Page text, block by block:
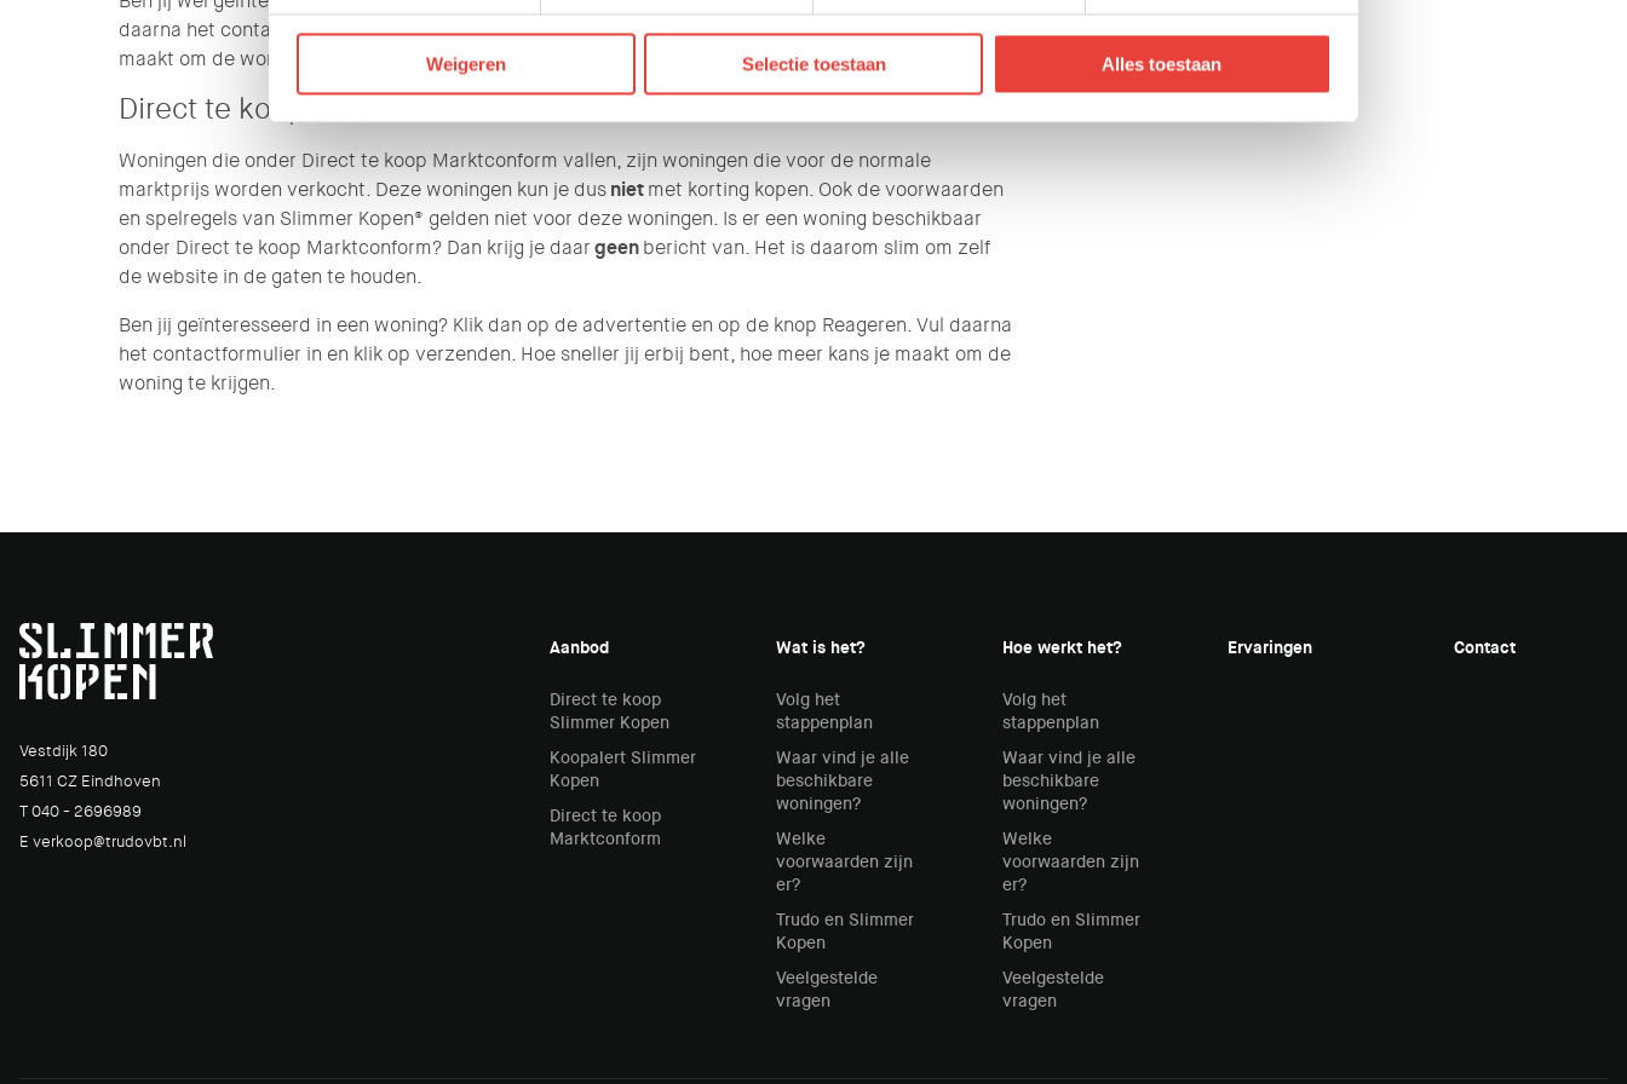
Weigeren Selectie toestaan Alles toestaan
daarna het contactformulier in en klik op verzenden. Hoe sneller jij erbij bent, hoe meer kans je
maakt om de woning te krijgen.
Direct te koop Marktconform
Woningen die onder Direct te koop Marktconform vallen, zijn woningen die voor de normale
marktprijs worden verkocht. Deze woningen kun je dusnietmet korting kopen. Ook de voorwaarden
en spelregels van Slimmer Kopen® gelden niet voor deze woningen. Is er een woning beschikbaar
onder Direct te koop Marktconform? Dan krijg je daargeenbericht van. Het is daarom slim om zelf
de website in de gaten te houden.
Ben jij geïnteresseerd in een woning? Klik dan op de advertentie en op de knop Reageren. Vul daarna
het contactformulier in en klik op verzenden. Hoe sneller jij erbij bent, hoe meer kans je maakt om de
woning te krijgen.
Vestdijk 180
5611 CZ Eindhoven
T 040 - 2696989
E verkoop@trudovbt.nl
Aanbod
Direct te koop
Slimmer Kopen
Koopalert Slimmer
Kopen
Direct te koop
Marktconform
Wat is het?
Volg het
stappenplan
Waar vind je alle
beschikbare
woningen?
Welke
voorwaarden zijn
er?
Trudo en Slimmer
Kopen
Veelgestelde
vragen
Hoe werkt het?
Volg het
stappenplan
Waar vind je alle
beschikbare
woningen?
Welke
voorwaarden zijn
er?
Trudo en Slimmer
Kopen
Veelgestelde
vragen
Ervaringen Contact